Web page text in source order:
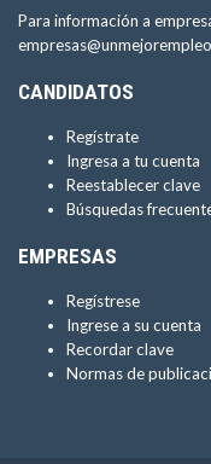
Para información a
CANDIDATOS
Regístrate
Ingresa a tu cuenta
Reestablecer clave
Búsquedas
EMPRESAS
Regístrese
Ingrese a su cuenta
Recordar clave
Normas de